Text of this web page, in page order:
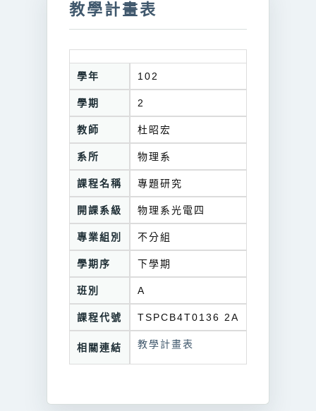
教學計畫表
學年 102
學期 2
教師 杜昭宏
系所 物理系
課程名稱 專題研究
開課系級 物理系光電四
專業組別 不分組
學期序 下學期
班別 A
課程代號 TSPCB4T0136 2A
相關連結 教學計畫表